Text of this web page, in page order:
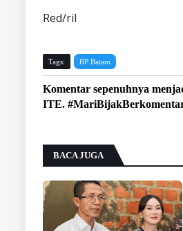
Red/ril
Tags: BP Batam
Komentar sepenuhnya
ITE.
BACA JUGA